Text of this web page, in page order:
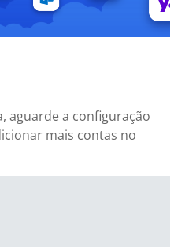
aguarde a configuração
mais contas no